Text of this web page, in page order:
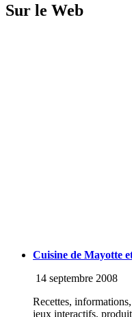
Sur le Web
Cuisine de Mayotte
14 septembre 2008
Recettes,
jeux interactifs,